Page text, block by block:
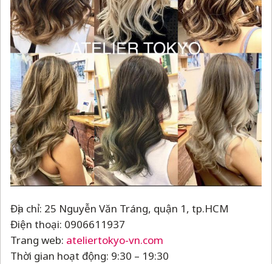
Địa chỉ: 25 Nguyễn Văn Tráng, quận 1, tp.HCM
Điện thoại: 0906611937
Trang web: ateliertokyo-vn.com
Thời gian hoạt động: 9:30 – 19:30